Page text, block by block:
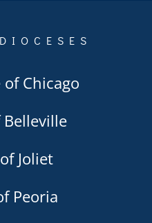
Chicago
Belleville
Joliet
Peoria